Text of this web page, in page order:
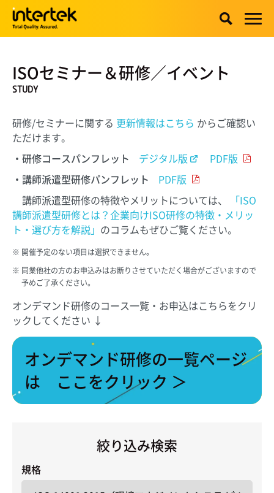
ISOセミナー＆研修／イベント
STUDY
研修/セミナーに関する 更新情報はこちら からご確認い
ただけます。
・研修コースパンフレット
デジタル版
PDF版
・講師派遣型研修パンフレット
PDF版
講師派遣型研修の特徴やメリットについては、
「ISO
講師派遣型研修とは？企業向けISO研修の特徴・メリッ
ト・選び方を解説」 のコラムもぜひご覧ください。
開催予定のない項目は選択できません。
同業他社の方のお申込みはお断りさせていただく場合がございますので
予めご了承ください。
オンデマンド研修のコース一覧・お申込はこちらをクリ
ックしてください ↓
オンデマンド研修の一覧ページ
は ここをクリック ＞
絞り込み検索
規格